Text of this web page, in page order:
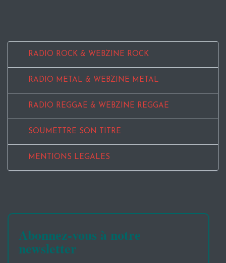
RADIO ROCK & WEBZINE ROCK
RADIO METAL & WEBZINE METAL
RADIO REGGAE & WEBZINE REGGAE
SOUMETTRE SON TITRE
MENTIONS LEGALES
Abonnez-vous à notre
newsletter